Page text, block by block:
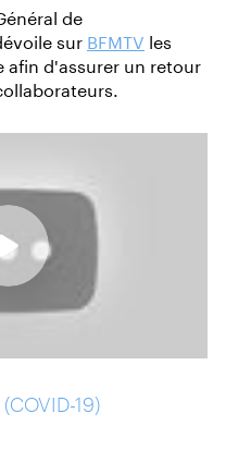
de
sur BFMTV les
afin d'assurer un retour
19)